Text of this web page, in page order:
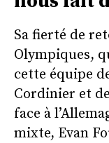
Sa fierté de
Olympiques,
cette équipe
Cordinier et
face à
mixte, Evan